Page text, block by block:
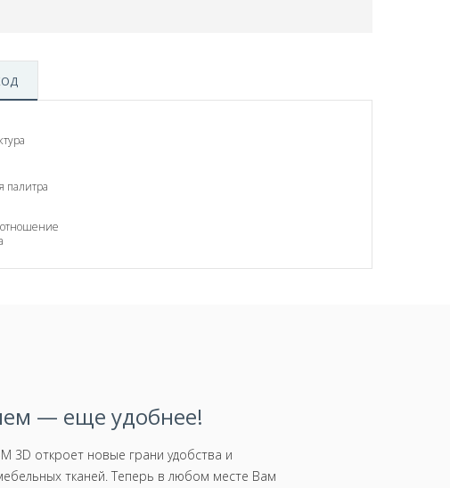
палитра
— еще удобнее!
3D откроет новые грани удобства и
тканей. Теперь в любом месте Вам